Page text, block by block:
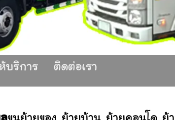
บริการ ติดต่อเรา